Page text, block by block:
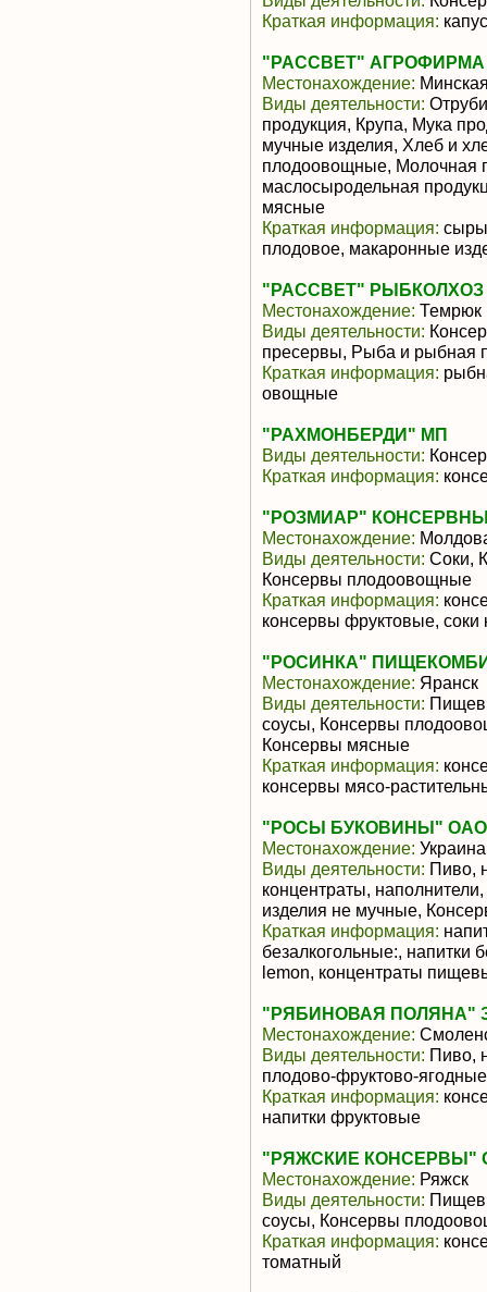
Краткая информация:
"РАССВЕТ" АГРОФИРМА
Местонахождение:
Виды деятельности:
продукция, Крупа, Мука
мучные изделия, Хлеб и
плодоовощные, Молочная
маслосыродельная
мясные
Краткая информация: сыры
плодовое, макаронные
"РАССВЕТ" РЫБКОЛХОЗ
Местонахождение: Темрюк
Виды деятельности:
пресервы, Рыба и рыбная
Краткая информация:
овощные
"РАХМОНБЕРДИ" МП
Виды деятельности:
Краткая информация:
"РОЗМИАР"
Местонахождение:
Виды деятельности: Соки,
Консервы плодоовощные
Краткая информация:
консервы фруктовые,
"РОСИНКА"
Местонахождение: Яранск
Виды деятельности:
соусы, Консервы
Консервы мясные
Краткая информация:
консервы мясо-
"РОСЫ БУКОВИНЫ" ОАО
Местонахождение: Украина
Виды деятельности: Пиво,
концентраты,
изделия не мучные,
Краткая информация:
безалкогольные:, напитки
lemon, концентраты
"РЯБИНОВАЯ ПОЛЯНА"
Местонахождение:
Виды деятельности: Пиво,
плодово-фруктово-
Краткая информация:
напитки фруктовые
"РЯЖСКИЕ КОНСЕРВЫ"
Местонахождение: Ряжск
Виды деятельности:
соусы, Консервы
Краткая информация:
томатный